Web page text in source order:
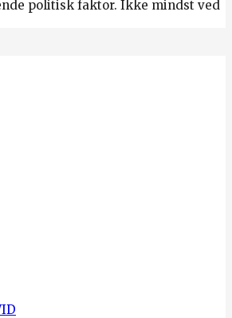
politisk faktor. Ikke mindst ved